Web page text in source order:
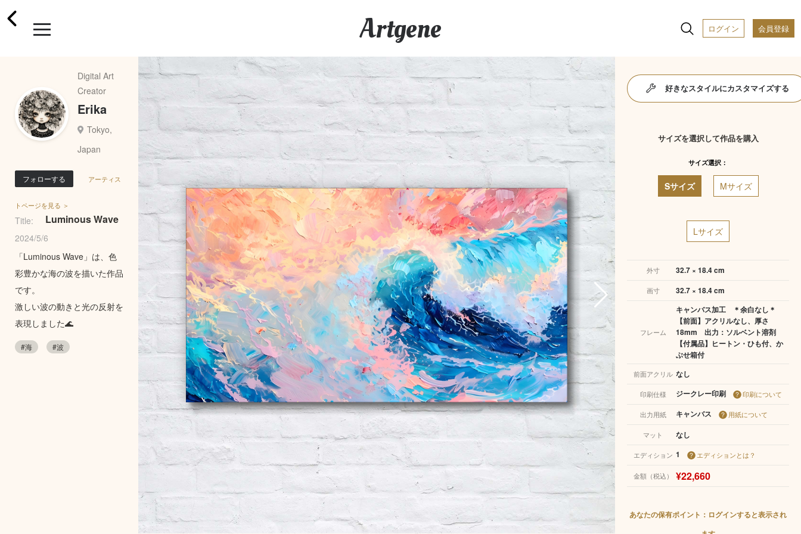
Artgene ログイン 会員登録
Digital Art
Creator
Erika
Tokyo,
Japan
フォローする アーティス
トページを見る ＞
Title: Luminous Wave
2024/5/6
「Luminous Wave」は、色
彩豊かな海の波を描いた作品
です。
激しい波の動きと光の反射を
表現しました🌊
#海 #波
好きなスタイルにカスタマイズする
サイズを選択して作品を購入
サイズ選択：
Sサイズ Mサイズ
Lサイズ
外寸 32.7 × 18.4 cm
画寸 32.7 × 18.4 cm
フレーム
キャンバス加工 ＊余白なし＊
【前面】アクリルなし、厚さ
18mm 出力：ソルベント溶剤
【付属品】ヒートン・ひも付、か
ぶせ箱付
前面アクリル なし
印刷仕様 ジークレー印刷 印刷について
出力用紙 キャンバス 用紙について
マット なし
エディション 1 エディションとは？
金額（税込） ¥22,660
あなたの保有ポイント：ログインすると表示され